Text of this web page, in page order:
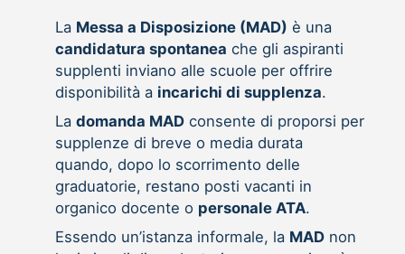
La Messa a Disposizione (MAD) è una
candidatura spontanea che gli aspiranti
supplenti inviano alle scuole per offrire
disponibilità a incarichi di supplenza.
La domanda MADconsente di proporsi per
supplenze di breve o media durata
quando, dopo lo scorrimento delle
graduatorie, restano posti vacanti in
organico docente o personale ATA.
Essendo un’istanza informale, la MADnon